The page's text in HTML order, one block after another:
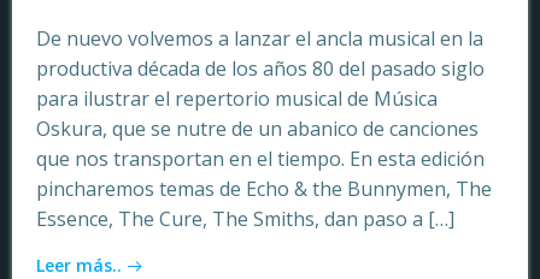
De nuevo volvemos a lanzar el ancla musical en la
productiva década de los años 80 del pasado siglo
para ilustrar el repertorio musical de Música
Oskura, que se nutre de un abanico de canciones
que nos transportan en el tiempo. En esta edición
pincharemos temas de Echo & the Bunnymen, The
Essence, The Cure, The Smiths, dan paso a […]
Leer más..